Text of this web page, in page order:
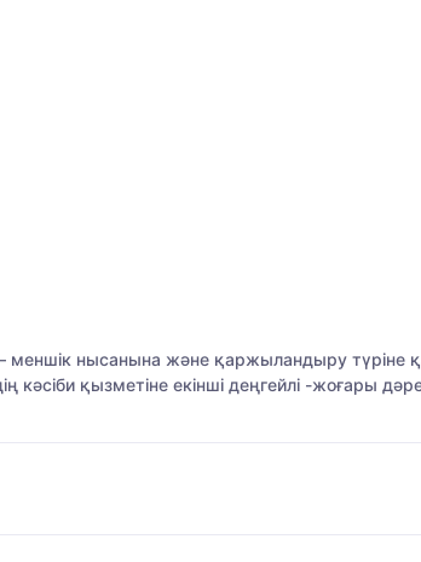
меншік нысанына және қаржыландыру
кәсіби қызметіне екінші деңгейлі -жоғары